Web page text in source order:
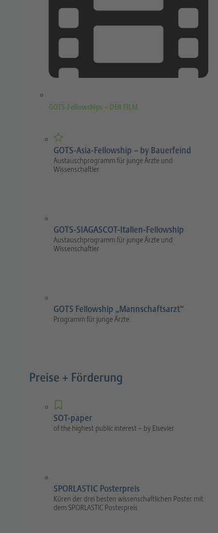
GOTS-Fellowships – DER FILM
GOTS-Asia-Fellowship – by Bauerfeind
Austauschprogramm für junge Ärzte und
Wissenschaftler
GOTS-SIAGASCOT-Italien-Fellowship
Austauschprogramm für junge Ärzte und
Wissenschaftler
GOTS Fellowship „Mannschaftsarzt“
Programm für junge Ärzte
Preise + Förderung
SOT-paper
of the highest public interest – by Elsevier
SPORLASTIC Posterpreis
Küren der drei besten wissenschaftlichen Poster mit
dem SPORLASTIC Posterpreis